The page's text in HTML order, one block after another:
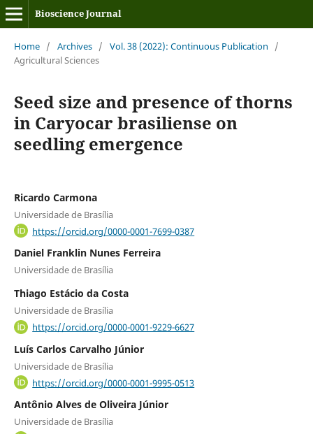
Bioscience Journal
Home / Archives / Vol. 38 (2022): Continuous Publication
/
Agricultural Sciences
Seed size and presence of thorns
in Caryocar brasiliense on
seedling emergence
Ricardo Carmona
Universidade de Brasília
https://orcid.org/0000-0001-7699-0387
Daniel Franklin Nunes Ferreira
Universidade de Brasília
Thiago Estácio da Costa
Universidade de Brasília
https://orcid.org/0000-0001-9229-6627
Luís Carlos Carvalho Júnior
Universidade de Brasília
https://orcid.org/0000-0001-9995-0513
Antônio Alves de Oliveira Júnior
Universidade de Brasília